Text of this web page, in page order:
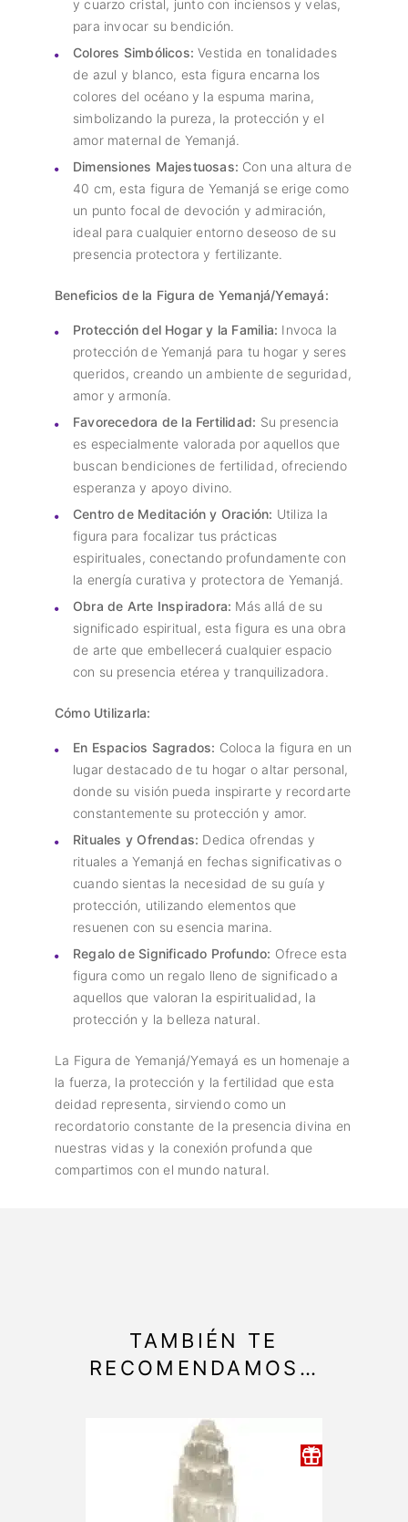
y cuarzo cristal, junto con inciensos y velas,
para invocar su bendición.
Colores Simbólicos: Vestida en tonalidades
de azul y blanco, esta figura encarna los
colores del océano y la espuma marina,
simbolizando la pureza, la protección y el
amor maternal de Yemanjá.
Dimensiones Majestuosas: Con una altura de
40 cm, esta figura de Yemanjá se erige como
un punto focal de devoción y admiración,
ideal para cualquier entorno deseoso de su
presencia protectora y fertilizante.
Beneficios de la Figura de Yemanjá/Yemayá:
Protección del Hogar y la Familia: Invoca la
protección de Yemanjá para tu hogar y seres
queridos, creando un ambiente de seguridad,
amor y armonía.
Favorecedora de la Fertilidad: Su presencia
es especialmente valorada por aquellos que
buscan bendiciones de fertilidad, ofreciendo
esperanza y apoyo divino.
Centro de Meditación y Oración: Utiliza la
figura para focalizar tus prácticas
espirituales, conectando profundamente con
la energía curativa y protectora de Yemanjá.
Obra de Arte Inspiradora: Más allá de su
significado espiritual, esta figura es una obra
de arte que embellecerá cualquier espacio
con su presencia etérea y tranquilizadora.
Cómo Utilizarla:
En Espacios Sagrados: Coloca la figura en un
lugar destacado de tu hogar o altar personal,
donde su visión pueda inspirarte y recordarte
constantemente su protección y amor.
Rituales y Ofrendas: Dedica ofrendas y
rituales a Yemanjá en fechas significativas o
cuando sientas la necesidad de su guía y
protección, utilizando elementos que
resuenen con su esencia marina.
Regalo de Significado Profundo: Ofrece esta
figura como un regalo lleno de significado a
aquellos que valoran la espiritualidad, la
protección y la belleza natural.
La Figura de Yemanjá/Yemayá es un homenaje a
la fuerza, la protección y la fertilidad que esta
deidad representa, sirviendo como un
recordatorio constante de la presencia divina en
nuestras vidas y la conexión profunda que
compartimos con el mundo natural.
TAMBIÉN TE
RECOMENDAMOS…